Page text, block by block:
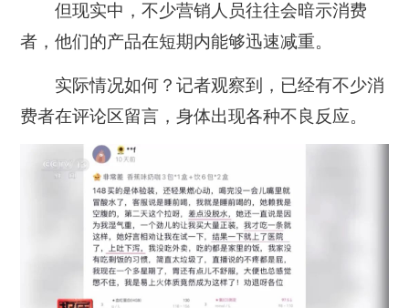
但现实中，不少营销人员往往会暗示消费
者，他们的产品在短期内能够迅速减重。
实际情况如何？记者观察到，已经有不少消
费者在评论区留言，身体出现各种不良反应。